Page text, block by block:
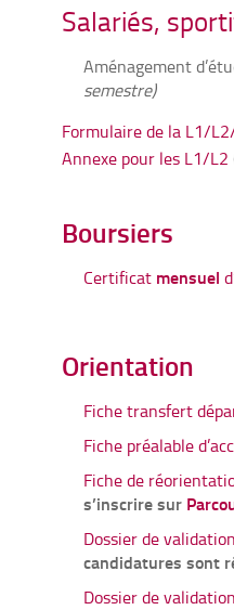
Salariés,
Aménagement
semestre)
Formulaire de la L1/
Annexe pour les L1/L2
Boursiers
Certificat mensuel
Orientation
Fiche transfert
Fiche préalable
Fiche de
s’inscriresur
Dossier de
candidatures sont
Dossier de